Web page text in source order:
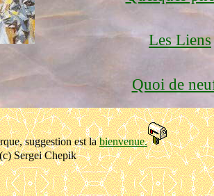
Les Liens
Quoi de
suggestion est labienvenue.
Sergei Chepik